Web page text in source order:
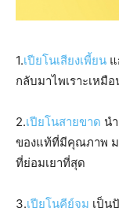
1.เปียโนเสียงเพี้ยน
กลับมาไพเราะเหมือ
2.เปียโนสายขาด น
ของแท้ที่มีคุณภาพ ม
ที่ย่อมเยาที่สุด
3.เปียโนคีย์จม เป็น